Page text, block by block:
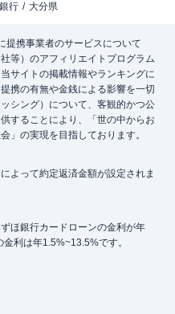
行 大分県
提携事業者のサービスについて
等）のアフィリエイトプログラム
サイトの掲載情報やランキングに
携の有無や金銭による影響を一切
シング）について、客観的かつ公
することにより、「世の中からお
」の実現を目指しております。
よって約定返済金額が設定されま
ほ銀行カードローンの金利が年
利は年1.5%~13.5%です。